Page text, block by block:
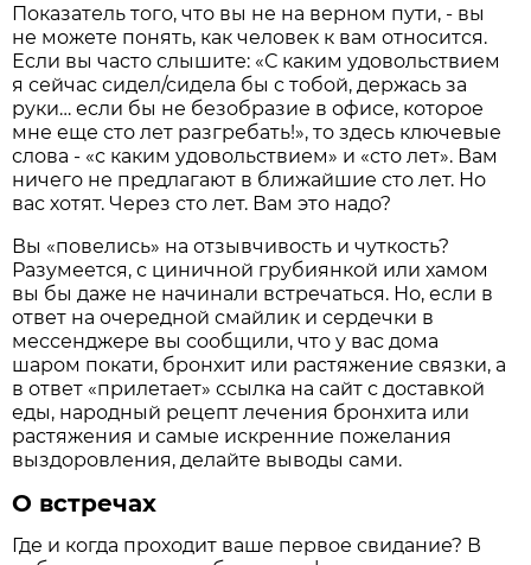
Показатель того, что вы не на верном пути, - вы
не можете понять, как человек к вам относится.
Если вы часто слышите: «С каким удовольствием
я сейчас сидел/сидела бы с тобой, держась за
руки… если бы не безобразие в офисе, которое
мне еще сто лет разгребать!», то здесь ключевые
слова - «с каким удовольствием» и «сто лет». Вам
ничего не предлагают в ближайшие сто лет. Но
вас хотят. Через сто лет. Вам это надо?
Вы «повелись» на отзывчивость и чуткость?
Разумеется, с циничной грубиянкой или хамом
вы бы даже не начинали встречаться. Но, если в
ответ на очередной смайлик и сердечки в
мессенджере вы сообщили, что у вас дома
шаром покати, бронхит или растяжение связки, а
в ответ «прилетает» ссылка на сайт с доставкой
еды, народный рецепт лечения бронхита или
растяжения и самые искренние пожелания
выздоровления, делайте выводы сами.
О встречах
Где и когда проходит ваше первое свидание? В